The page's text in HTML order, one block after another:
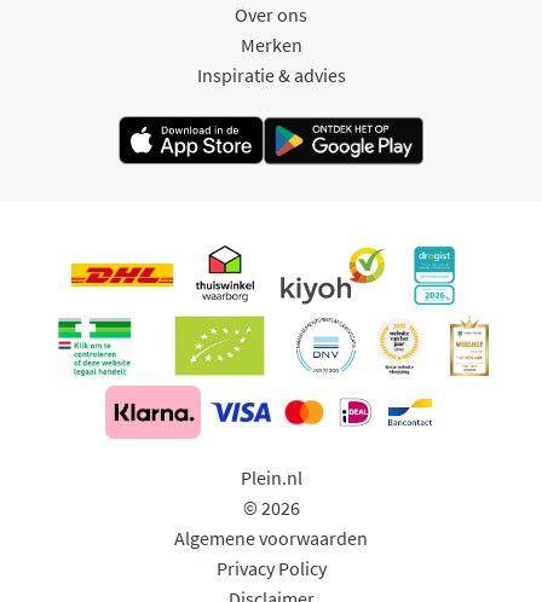
Over ons
Merken
Inspiratie & advies
Plein.nl
© 2026
Algemene voorwaarden
Privacy Policy